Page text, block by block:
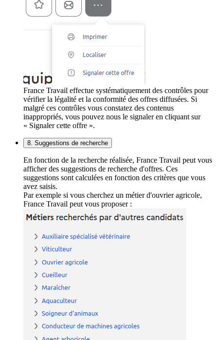
France Travail effectue systématiquement des contrôles pour
vérifier la légalité et la conformité des offres diffusées. Si
malgré ces contrôles vous constatez des contenus
inappropriés, vous pouvez nous le signaler en cliquant sur
« Signaler cette offre ».
8. Suggestions de recherche
En fonction de la recherche réalisée, France Travail peut vous
afficher des suggestions de recherche d'offres. Ces
suggestions sont calculées en fonction des critères que vous
avez saisis.
Par exemple si vous cherchez un métier d'ouvrier agricole,
France Travail peut vous proposer :